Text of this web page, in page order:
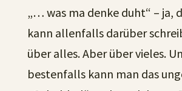
„… was ma denke duht“ – ja,
kann allenfalls darüber
über alles. Aber über vieles.
bestenfalls kann man das